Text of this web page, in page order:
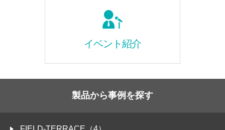
イベント紹介
製品から事例を探す